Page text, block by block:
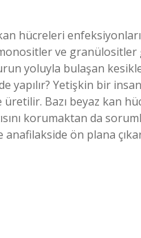
hücreleri
ve granülositler
yoluyla bulaşan
Yetişkin bir
Bazı beyaz kan
korumaktan da
ön plana